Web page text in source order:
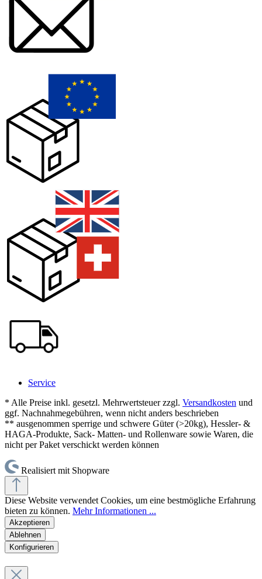
Service
* Alle Preise inkl. gesetzl. Mehrwertsteuer zzgl. Versandkosten und
ggf. Nachnahmegebühren, wenn nicht anders beschrieben
** ausgenommen sperrige und schwere Güter (>20kg), Hessler- &
HAGA-Produkte, Sack- Matten- und Rollenware sowie Waren, die
nicht per Paket verschickt werden können
Realisiert mit Shopware
Diese Website verwendet Cookies, um eine bestmögliche Erfahrung
bieten zu können. Mehr Informationen ...
Akzeptieren
Ablehnen
Konfigurieren